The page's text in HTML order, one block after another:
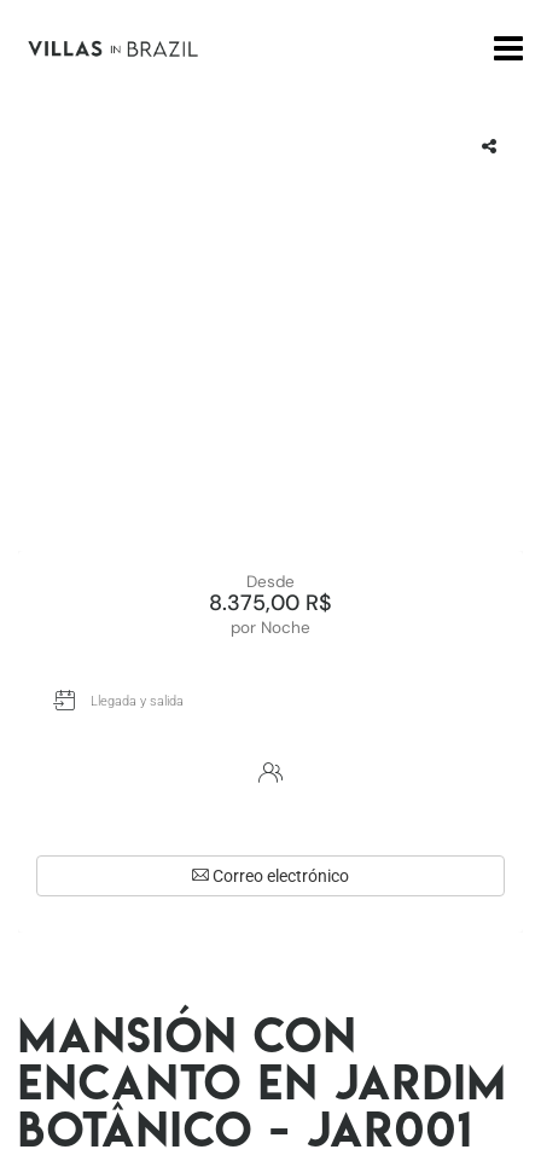
Mansión con
Encanto en Jardim
Botânico - Jar001
Desde
8.375,00 R$
por Noche
Correo electrónico